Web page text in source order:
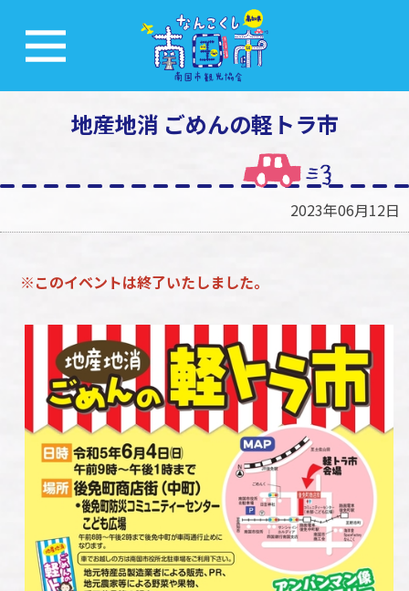
地産地消 ごめんの軽トラ市
2023年06月12日
※このイベントは終了いたしました。